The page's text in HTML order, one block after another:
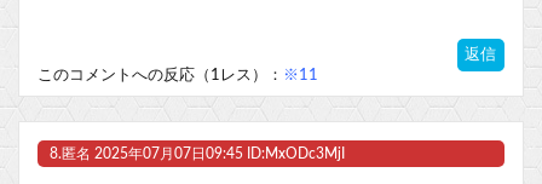
返信
このコメントへの反応（1レス）： ※11
8. 匿名 2025年07月07日09:45 ID:MxODc3MjI